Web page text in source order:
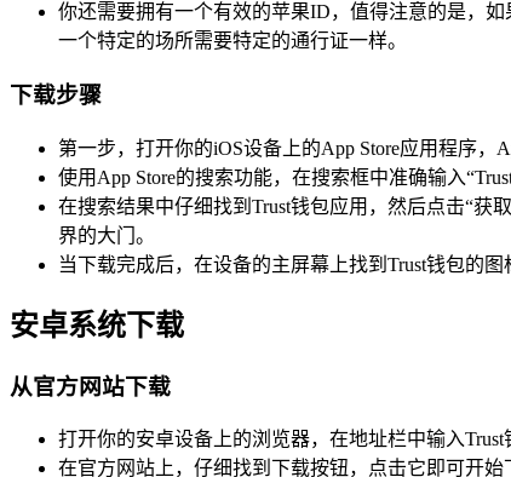
你还需要拥有一个有效的苹果ID，值得注意的是，
一个特定的场所需要特定的通行证一样。
下载步骤
第一步，打开你的iOS设备上的App Store应用程序，
使用App Store的搜索功能，在搜索框中准确输入
在搜索结果中仔细找到Trust钱包应用，然后点击“
界的大门。
当下载完成后，在设备的主屏幕上找到Trust钱包的
安卓系统下载
从官方网站下载
打开你的安卓设备上的浏览器，在地址栏中输入
在官方网站上，仔细找到下载按钮，点击它即可开